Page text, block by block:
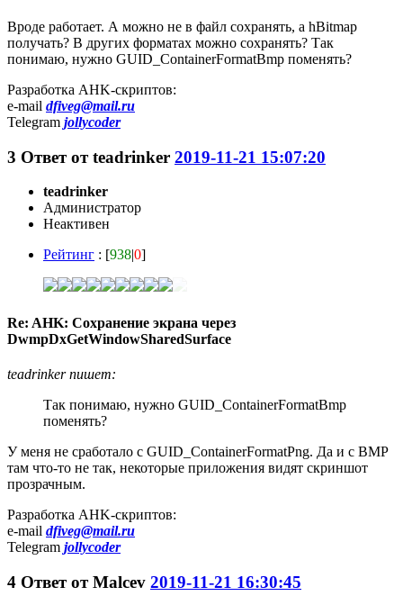
Вроде работает. А можно не в файл сохранять, а hBitmap
получать? В других форматах можно сохранять? Так
понимаю, нужно GUID_ContainerFormatBmp поменять?
Разработка AHK-скриптов:
e-mail dfiveg@mail.ru
Telegram jollycoder
3 Ответ отteadrinker 2019-11-21 15:07:20
teadrinker
Администратор
Неактивен
Рейтинг : [938|0]
Re: AHK: Сохранение экрана через
DwmpDxGetWindowSharedSurface
teadrinker пишет:
Так понимаю, нужно GUID_ContainerFormatBmp
поменять?
У меня не сработало с GUID_ContainerFormatPng. Да и с BMP
там что-то не так, некоторые приложения видят скриншот
прозрачным.
Разработка AHK-скриптов:
e-mail dfiveg@mail.ru
Telegram jollycoder
4 Ответ отMalcev 2019-11-21 16:30:45